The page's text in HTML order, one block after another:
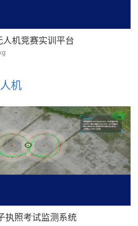
机竞赛实训平台
机
执照考试监测系统